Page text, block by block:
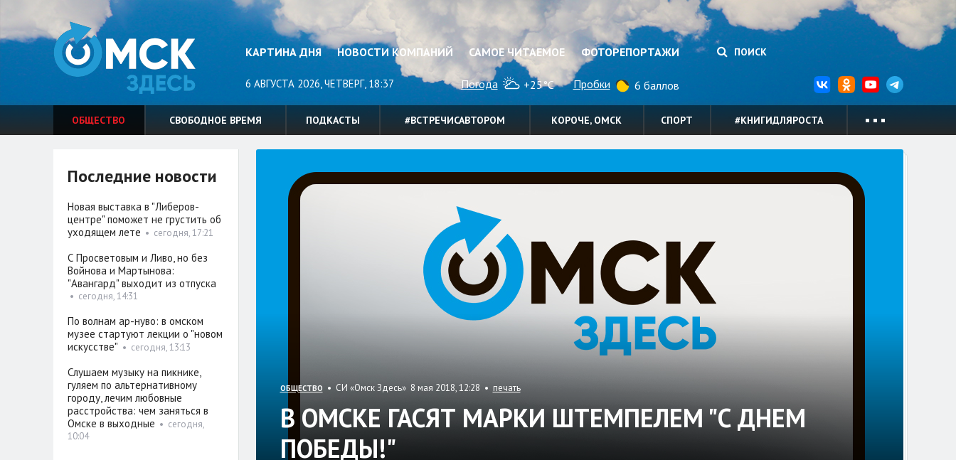
КАРТИНА ДНЯ НОВОСТИ КОМПАНИЙ САМОЕ ЧИТАЕМОЕ ФОТОРЕПОРТАЖИ ПОИСК
6 АВГУСТА 2026, ЧЕТВЕРГ, 18:37 Погода +25°C Пробки 6 баллов
ОБЩЕСТВО СВОБОДНОЕ ВРЕМЯ ПОДКАСТЫ #ВСТРЕЧИСАВТОРОМ КОРОЧЕ, ОМСК СПОРТ #КНИГИДЛЯРОСТА
ОБЩЕСТВО • СИ «Омск Здесь» 8 мая 2018, 12:28 • печать
В ОМСКЕ ГАСЯТ МАРКИ ШТЕМПЕЛЕМ "С ДНЕМ
ПОБЕДЫ!"
Последние новости
Новая выставка в "Либеров-
центре" поможет не грустить об
уходящем лете • сегодня, 17:21
С Просветовым и Ливо, но без
Войнова и Мартынова:
"Авангард" выходит из отпуска
• сегодня, 14:31
По волнам ар-нуво: в омском
музее стартуют лекции о "новом
искусстве" • сегодня, 13:13
Слушаем музыку на пикнике,
гуляем по альтернативному
городу, лечим любовные
расстройства: чем заняться в
Омске в выходные • сегодня,
10:04